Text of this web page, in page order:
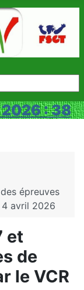
2026 : 38
épreuves
4 avril 2026
et
de
le VCR